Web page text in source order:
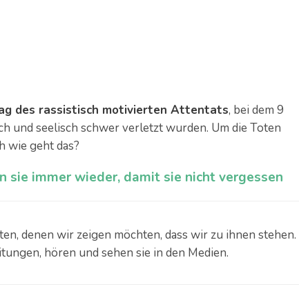
des rassistisch motivierten Attentats, bei dem 9
und seelisch schwer verletzt wurden. Um die Toten
wie geht das?
sie immer wieder, damit sie nicht vergessen
denen wir zeigen möchten, dass wir zu ihnen stehen.
hören und sehen sie in den Medien.